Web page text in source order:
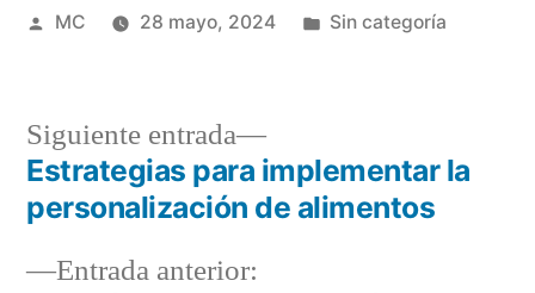
Publicado
MC 28 mayo, 2024
Publicada
Sin categoría
Navegación
Entrada anterior:
Siguiente entrada
Siguiente
entrada:
Estrategias para implementar la
personalización de alimentos